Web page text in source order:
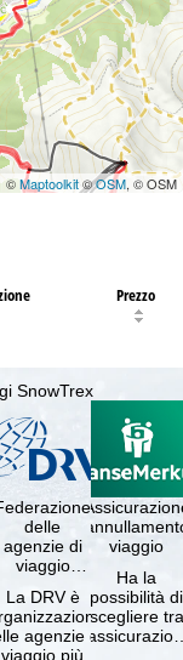
©Maptoolkit©OSM, © OSM
Prezzo
SnowTrex
delle
agenzie di
viaggio
La DRV è
agenzie di
viaggio più
viaggio
Ha la
possibilità di
scegliere tra